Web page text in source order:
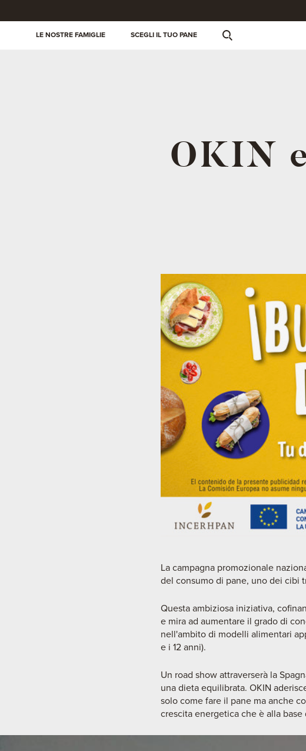
LE NOSTRE FAMIGLIE SCEGLI IL TUO PANE
OKIN
La campagna promozionale
del consumo di pane, uno dei cibi
Questa ambiziosa iniziativa,
e mira ad aumentare il grado di
nell'ambito di modelli alimentari
e i 12 anni).
Un road show attraverserà la
una dieta equilibrata. OKIN
solo come fare il pane ma anche
crescita energetica che è alla